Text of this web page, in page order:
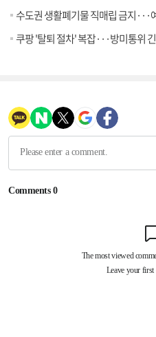
수도권 생활폐기물 직매립 금지···
쿠팡 '탈퇴 절차' 복잡···방미통위